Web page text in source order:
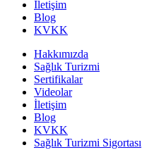
İletişim
Blog
KVKK
Hakkımızda
Sağlık Turizmi
Sertifikalar
Videolar
İletişim
Blog
KVKK
Sağlık Turizmi Sigortası